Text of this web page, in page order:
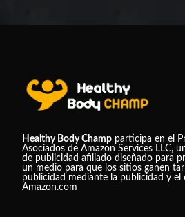
Healthy Body Champ participa en el
Asociados de Amazon Services LLC,
de publicidad afiliado diseñado para
un medio para que los sitios ganen
publicidad mediante la publicidad y el
Amazon.com